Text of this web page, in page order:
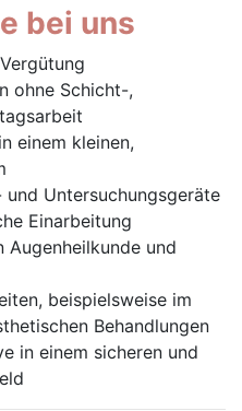
bei uns
ohne Schicht-,
einem kleinen,
Untersuchungsgeräte
Einarbeitung
Augenheilkunde und
beispielsweise im
Behandlungen
in einem sicheren und